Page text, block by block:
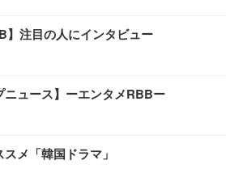
】注目の人にインタビュー
ニュース】ーエンタメRBBー
メ「韓国ドラマ」